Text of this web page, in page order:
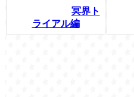
冥界ト
ライアル編